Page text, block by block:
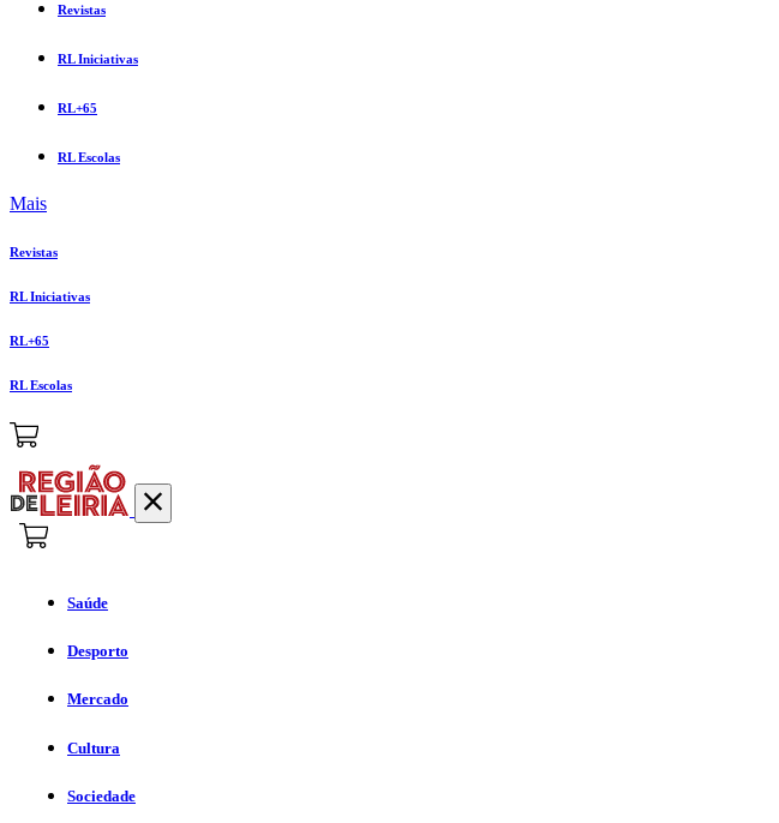
Revistas
RL Iniciativas
RL+65
RL Escolas
Mais
Revistas
RL Iniciativas
RL+65
RL Escolas
Saúde
Desporto
Mercado
Cultura
Sociedade